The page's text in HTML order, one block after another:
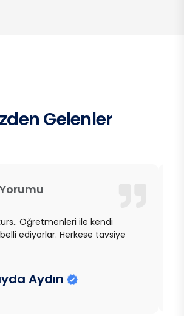
Gelenler
Öğretmenleri ile kendi
ediyorlar. Herkese tavsiye
Aydın